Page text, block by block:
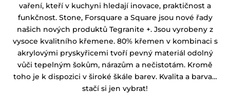
vaření, kteří v kuchyni hledají inovace, praktičnost a
funkčnost. Stone, Forsquare a Square jsou nové řady
našich nových produktů Tegranite +. Jsou vyrobeny z
vysoce kvalitního křemene. 80% křemen v kombinaci s
akrylovými pryskyřicemi tvoří pevný materiál odolný
vůči tepelným šokům, nárazům a nečistotám. Kromě
toho je k dispozici v široké škále barev. Kvalita a barva…
stačí si jen vybrat!